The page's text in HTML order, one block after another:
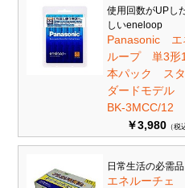
使用回数がUPし
しいeneloop
Panasonic エ
ループ 単3形
本パック ス
ダードモデル
BK-3MCC/12
￥3,980 （税
日常生活の必需
エネルーチェ